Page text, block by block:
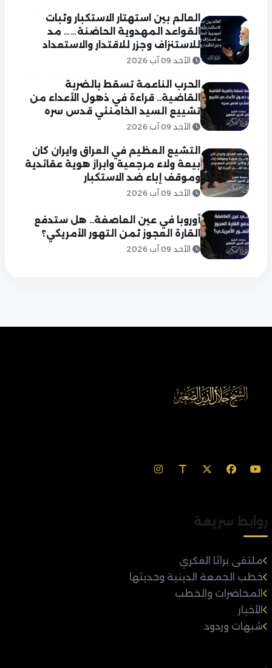
العالم بين استهتار الاستكبار وثبات
القواعد المهدوية الحاضنة…… مد
للاستنزاف وجزر للاقتدار والاستعداد
الأحد 09 آب 2026
الحرب الناعمة تسقط بالضربة
القاضية.. قراءة في ذهول الأعداء من
تشييع السيد الخامنئي قدس سره
الأحد 09 آب 2026
التشيع العظيم في العراق وايران كان
بيعة ولاء مرجعية وابراز هوية عقائدية
وموقف إباء ضد الاستكبار
الأحد 09 آب 2026
أوروبا في عين العاصفة.. هل ستدفع
القارة العجوز ثمن التهور الأمريكي؟
الأحد 09 آب 2026
روابط سريعة
ملتقى براثا الفكري
خطب الجمعة الدينية وحديثها
المحاضرات والخطب
الأخبار
شبهات وردود